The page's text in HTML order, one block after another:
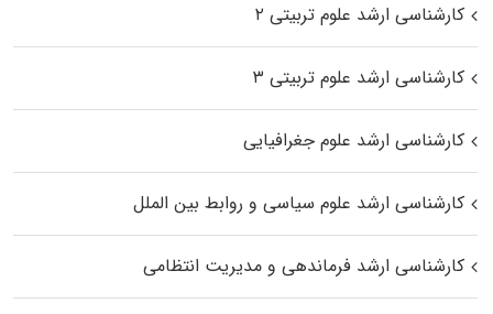
کارشناسی ارشد علوم تربیتی ۲
کارشناسی ارشد علوم تربیتی ۳
کارشناسی ارشد علوم جغرافیایی
کارشناسی ارشد علوم سیاسی و روابط بین الملل
کارشناسی ارشد فرماندهی و مدیریت انتظامی